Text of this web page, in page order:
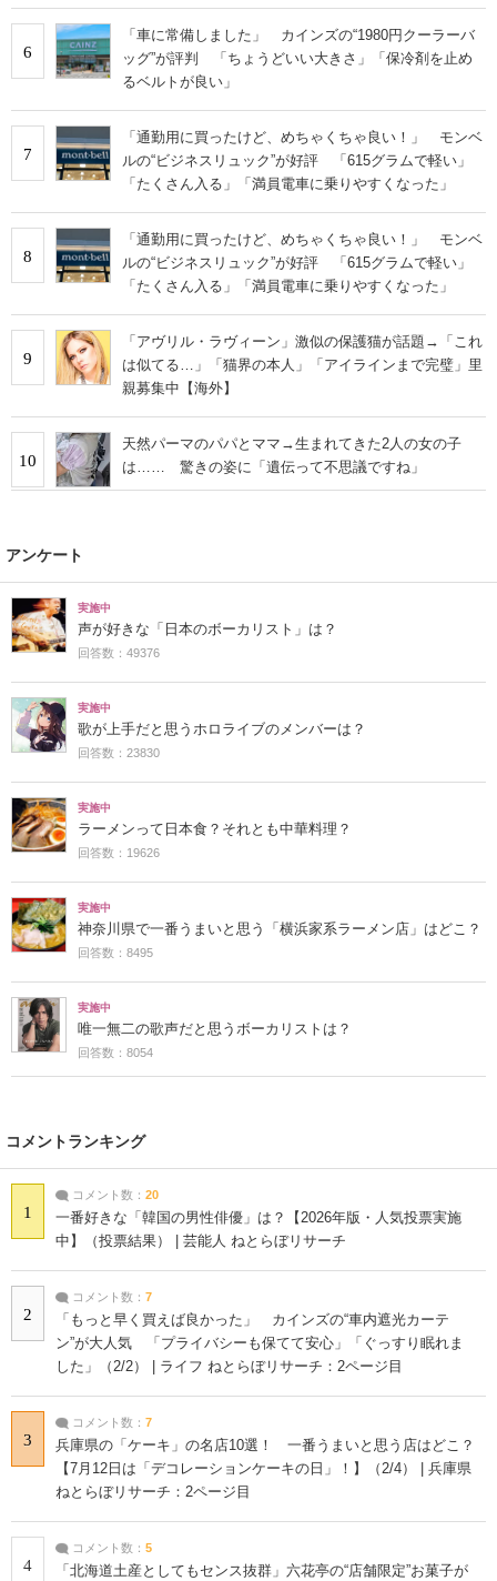
6
「車に常備しました」 カインズの“1980円クーラーバ
ッグ”が評判 「ちょうどいい大きさ」「保冷剤を止め
るベルトが良い」
7
「通勤用に買ったけど、めちゃくちゃ良い！」 モンベ
ルの“ビジネスリュック”が好評 「615グラムで軽い」
「たくさん入る」「満員電車に乗りやすくなった」
8
「通勤用に買ったけど、めちゃくちゃ良い！」 モンベ
ルの“ビジネスリュック”が好評 「615グラムで軽い」
「たくさん入る」「満員電車に乗りやすくなった」
9
「アヴリル・ラヴィーン」激似の保護猫が話題→「これ
は似てる…」「猫界の本人」「アイラインまで完璧」里
親募集中【海外】
10
天然パーマのパパとママ→生まれてきた2人の女の子
は…… 驚きの姿に「遺伝って不思議ですね」
アンケート
実施中
声が好きな「日本のボーカリスト」は？
回答数：49376
実施中
歌が上手だと思うホロライブのメンバーは？
回答数：23830
実施中
ラーメンって日本食？それとも中華料理？
回答数：19626
実施中
神奈川県で一番うまいと思う「横浜家系ラーメン店」はどこ？
回答数：8495
実施中
唯一無二の歌声だと思うボーカリストは？
回答数：8054
コメントランキング
1
コメント数： 20
一番好きな「韓国の男性俳優」は？【2026年版・人気投票実施
中】（投票結果） | 芸能人 ねとらぼリサーチ
2
コメント数： 7
「もっと早く買えば良かった」 カインズの“車内遮光カーテ
ン”が大人気 「プライバシーも保てて安心」「ぐっすり眠れま
した」（2/2） | ライフ ねとらぼリサーチ：2ページ目
3
コメント数： 7
兵庫県の「ケーキ」の名店10選！ 一番うまいと思う店はどこ？
【7月12日は「デコレーションケーキの日」！】（2/4） | 兵庫県
ねとらぼリサーチ：2ページ目
4
コメント数： 5
「北海道土産としてもセンス抜群」六花亭の“店舗限定”お菓子が